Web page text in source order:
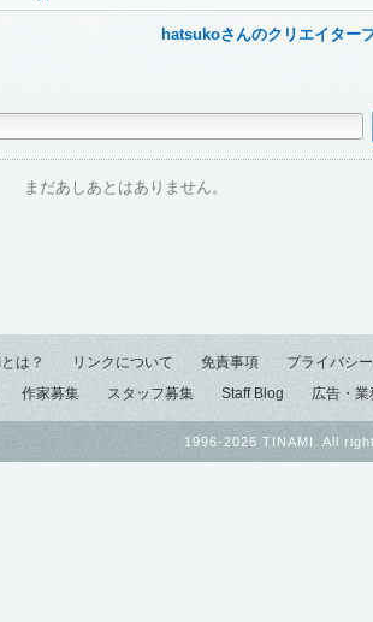
hatsukoさんのクリエイター
まだあしあとはありません。
は？ リンクについて 免責事項 プライバシ
作家募集 スタッフ募集 Staff Blog 広告・
1996-2026 TINAMI. All